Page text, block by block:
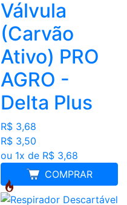
Válvula
(Carvão
Ativo) PRO
AGRO -
Delta Plus
R$ 3,68
R$ 3,50
ou 1x de R$ 3,68
COMPRAR